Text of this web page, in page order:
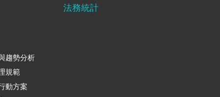
趨勢分析
規範
動方案
法務統計